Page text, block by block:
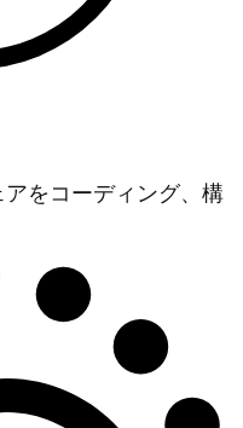
をコーディング、構